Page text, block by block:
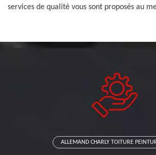
services de qualité vous sont proposés au
ALLEMAND CHARLY TOITURE